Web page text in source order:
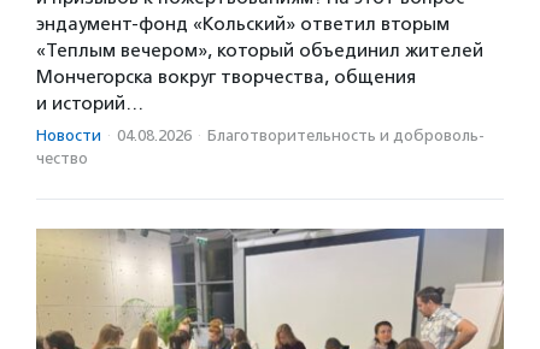
эндаумент-фонд «Кольский» ответил вторым
«Теплым вечером», который объединил жителей
Мончегорска вокруг творчества, общения
и историй…
Новости · 04.08.2026 · Благотвори­тель­ность и доброволь­
чест­во